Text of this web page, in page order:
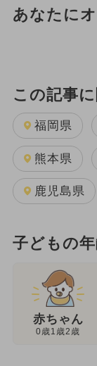
あなたに
この記事
福岡県
熊本県
鹿児島県
子どもの
赤ちゃん
0歳1歳2歳